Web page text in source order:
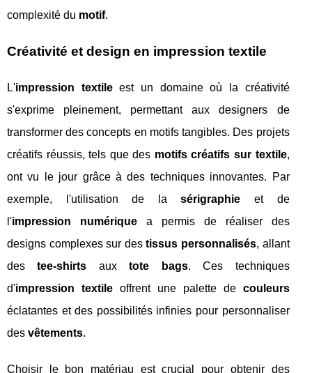
complexité du motif.
Créativité et design en impression textile
L'impression textileest un domaine où la créativité
s'exprime pleinement, permettant aux designers de
transformer des concepts en motifs tangibles. Des projets
créatifs réussis, tels que des motifs créatifs sur textile,
ont vu le jour grâce à des techniques innovantes. Par
exemple, l'utilisation de lasérigraphie et de
l'impression numériquea permis de réaliser des
designs complexes sur destissus personnalisés, allant
destee-shirts auxtote bags. Ces techniques
d'impression textileoffrent une palette de couleurs
éclatantes et des possibilités infinies pour personnaliser
des vêtements.
Choisir le bon matériau est crucial pour obtenir des